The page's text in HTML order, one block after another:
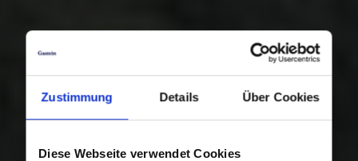
Zustimmung Details Über Cookies
Diese Webseite verwendet Cookies